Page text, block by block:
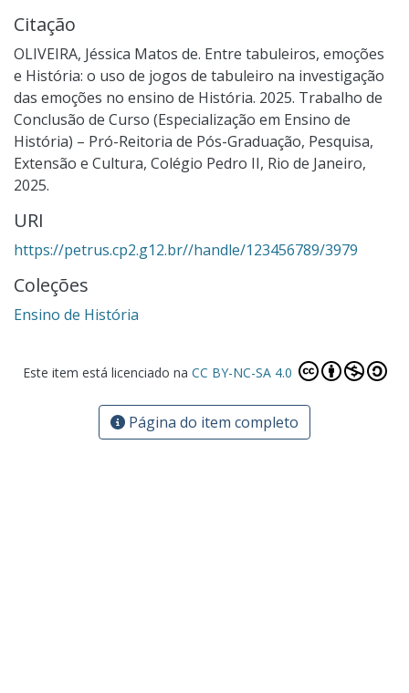
Citação
OLIVEIRA, Jéssica Matos de. Entre tabuleiros, emoções
e História: o uso de jogos de tabuleiro na investigação
das emoções no ensino de História. 2025. Trabalho de
Conclusão de Curso (Especialização em Ensino de
História) – Pró-Reitoria de Pós-Graduação, Pesquisa,
Extensão e Cultura, Colégio Pedro II, Rio de Janeiro,
2025.
URI
https://petrus.cp2.g12.br//handle/123456789/3979
Coleções
Ensino de História
Este item está licenciado na CC BY-NC-SA 4.0
Página do item completo